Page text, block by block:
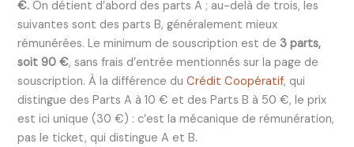
€. On détient d’abord des parts A ; au-delà de trois, les
suivantes sont des parts B, généralement mieux
rémunérées. Le minimum de souscription est de 3 parts,
soit 90 €, sans frais d’entrée mentionnés sur la page de
souscription. À la différence duCrédit Coopératif, qui
distingue des Parts A à 10 € et des Parts B à 50 €, le prix
est ici unique (30 €) : c’est la mécanique de rémunération,
pas le ticket, qui distingue A et B.